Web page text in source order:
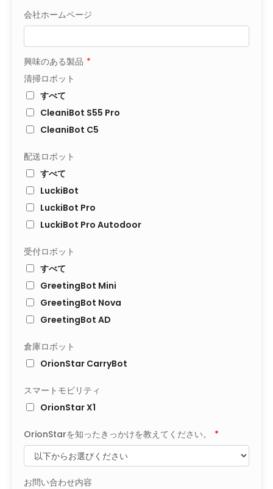
会社ホームページ
興味のある製品 *
清掃ロボット
すべて
CleaniBot S55 Pro
CleaniBot C5
配送ロボット
すべて
LuckiBot
LuckiBot Pro
LuckiBot Pro Autodoor
受付ロボット
すべて
GreetingBot Mini
GreetingBot Nova
GreetingBot AD
倉庫ロボット
OrionStar CarryBot
スマートモビリティ
OrionStar X1
OrionStarを知ったきっかけを教えてください。 *
お問い合わせ内容